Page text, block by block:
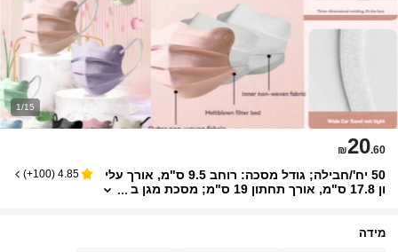
1/15
₪20.60
50 יח'/חבילה; גודל מסכה: רוחב 9.5 ס"מ, אורך עלי
ון 17.8 ס"מ, אורך תחתון 19 ס"מ; מסכת מגן ב
ת. תוך הגנה על הבריאות, היא יכולה גם להציג חוש
4.85
(
100+
)
מידה